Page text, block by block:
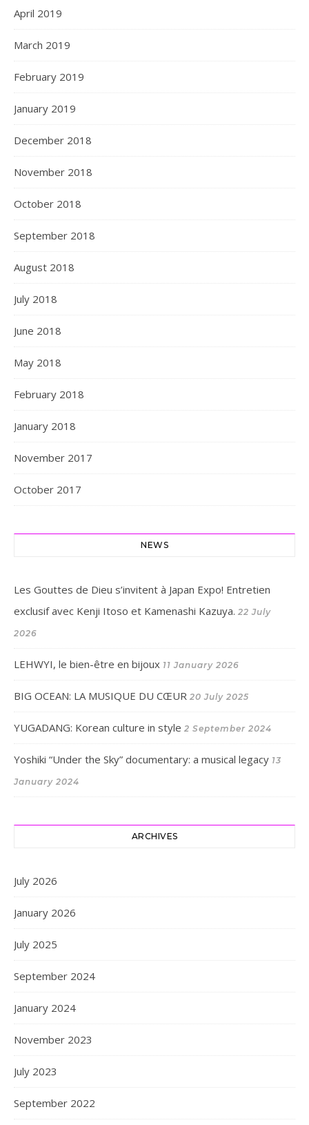
April 2019
March 2019
February 2019
January 2019
December 2018
November 2018
October 2018
September 2018
August 2018
July 2018
June 2018
May 2018
February 2018
January 2018
November 2017
October 2017
NEWS
Les Gouttes de Dieu s’invitent à Japan Expo! Entretien
exclusif avec Kenji Itoso et Kamenashi Kazuya. 22 July
2026
LEHWYI, le bien-être en bijoux 11 January 2026
BIG OCEAN: LA MUSIQUE DU CŒUR 20 July 2025
YUGADANG: Korean culture in style 2 September 2024
Yoshiki “Under the Sky” documentary: a musical legacy 13
January 2024
ARCHIVES
July 2026
January 2026
July 2025
September 2024
January 2024
November 2023
July 2023
September 2022